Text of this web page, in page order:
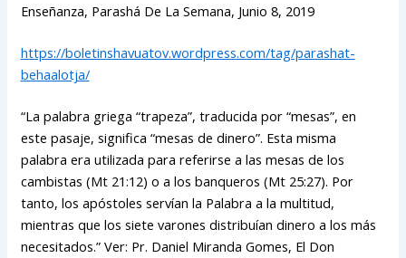
Enseñanza, Parashá De La Semana, Junio 8, 2019
https://boletinshavuatov.wordpress.com/tag/parashat-
behaalotja/
“La palabra griega “trapeza”, traducida por “mesas”, en
este pasaje, significa “mesas de dinero”. Esta misma
palabra era utilizada para referirse a las mesas de los
cambistas (Mt 21:12) o a los banqueros (Mt 25:27). Por
tanto, los apóstoles servían la Palabra a la multitud,
mientras que los siete varones distribuían dinero a los más
necesitados.” Ver: Pr. Daniel Miranda Gomes, El Don